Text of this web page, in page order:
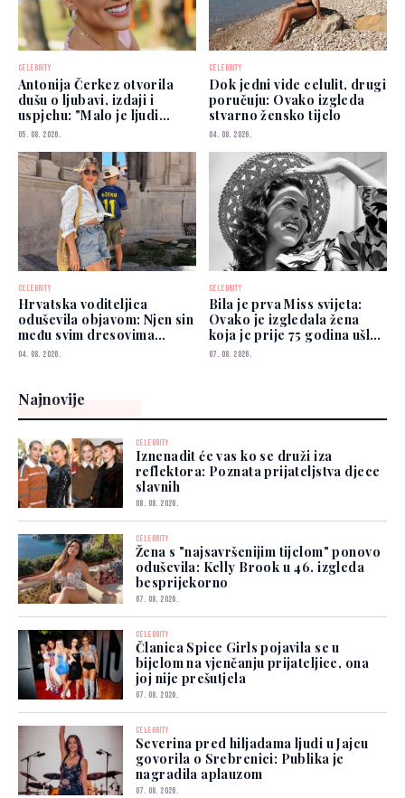
CELEBRITY
Antonija Čerkez otvorila
dušu o ljubavi, izdaji i
uspjehu: "Malo je ljudi
kojima možete vjerovati"
05. 08. 2026.
CELEBRITY
Dok jedni vide celulit, drugi
poručuju: Ovako izgleda
stvarno žensko tijelo
04. 08. 2026.
CELEBRITY
Hrvatska voditeljica
oduševila objavom: Njen sin
među svim dresovima
izabrao Zmajeve
04. 08. 2026.
CELEBRITY
Bila je prva Miss svijeta:
Ovako je izgledala žena
koja je prije 75 godina ušla
u historiju
07. 08. 2026.
Najnovije
CELEBRITY
Iznenadit će vas ko se druži iza
reflektora: Poznata prijateljstva djece
slavnih
08. 08. 2026.
CELEBRITY
Žena s "najsavršenijim tijelom" ponovo
oduševila: Kelly Brook u 46. izgleda
besprijekorno
07. 08. 2026.
CELEBRITY
Članica Spice Girls pojavila se u
bijelom na vjenčanju prijateljice, ona
joj nije prešutjela
07. 08. 2026.
CELEBRITY
Severina pred hiljadama ljudi u Jajcu
govorila o Srebrenici: Publika je
nagradila aplauzom
07. 08. 2026.